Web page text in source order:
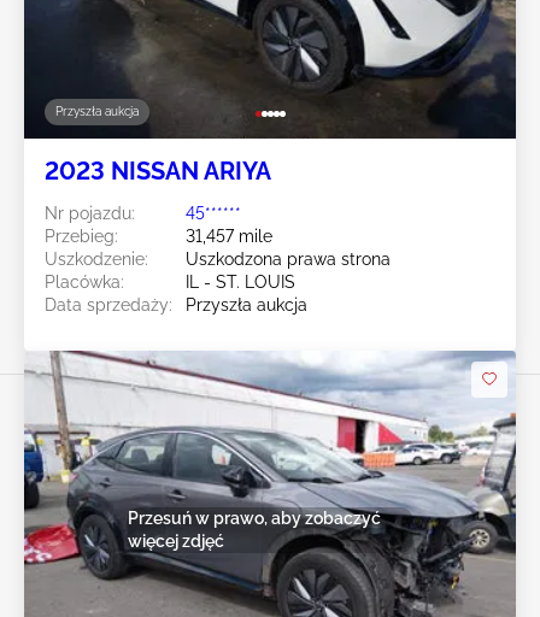
Przyszła aukcja
2023 NISSAN ARIYA
Nr pojazdu:
45******
Przebieg:
31,457 mile
Uszkodzenie:
Uszkodzona prawa strona
Placówka:
IL - ST. LOUIS
Data sprzedaży:
Przyszła aukcja
Przesuń w prawo, aby zobaczyć
więcej zdjęć